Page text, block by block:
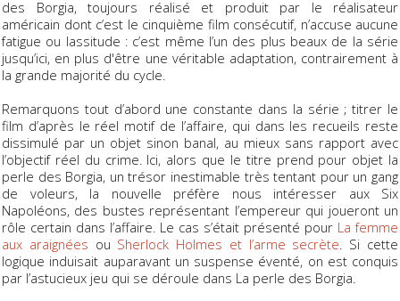
des Borgia, toujours réalisé et produit par le réalisateur
américain dont c’est le cinquième film consécutif, n’accuse aucune
fatigue ou lassitude : c’est même l’un des plus beaux de la série
jusqu’ici, en plus d'être une véritable adaptation, contrairement à
la grande majorité du cycle.
Remarquons tout d’abord une constante dans la série ; titrer le
film d’après le réel motif de l’affaire, qui dans les recueils reste
dissimulé par un objet sinon banal, au mieux sans rapport avec
l’objectif réel du crime. Ici, alors que le titre prend pour objet la
perle des Borgia, un trésor inestimable très tentant pour un gang
de voleurs, la nouvelle préfère nous intéresser aux Six
Napoléons, des bustes représentant l’empereur qui joueront un
rôle certain dans l’affaire. Le cas s’était présenté pour La femme
aux araignées ou Sherlock Holmes et l’arme secrète . Si cette
logique induisait auparavant un suspense éventé, on est conquis
par l’astucieux jeu qui se déroule dans La perle des Borgia.